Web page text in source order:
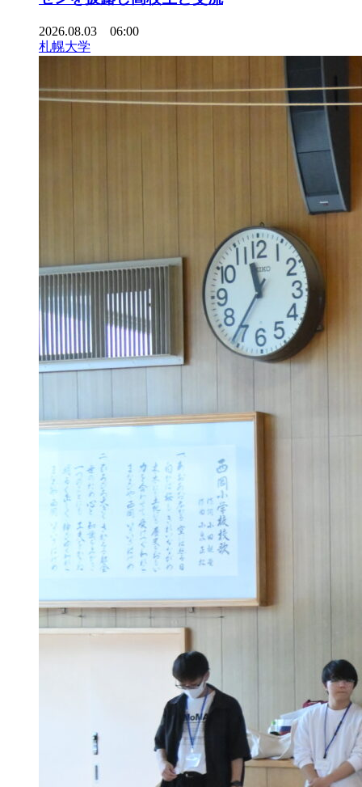
2026.08.03 06:00
札幌大学